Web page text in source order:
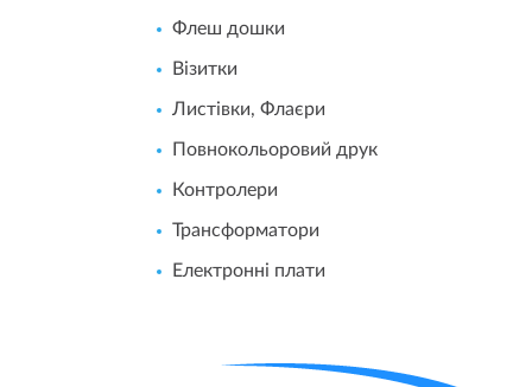
Флеш дошки
Візитки
Листівки, Флаєри
Повнокольоровий друк
Контролери
Трансформатори
Електронні плати